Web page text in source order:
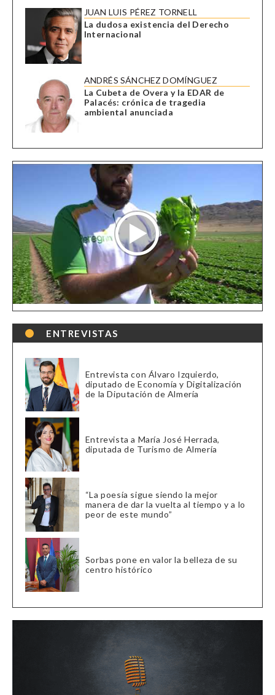
JUAN LUIS PÉREZ TORNELL
La dudosa existencia del Derecho
Internacional
ANDRÉS SÁNCHEZ DOMÍNGUEZ
La Cubeta de Overa y la EDAR de
Palacés: crónica de tragedia
ambiental anunciada
ENTREVISTAS
Entrevista con Álvaro Izquierdo,
diputado de Economía y Digitalización
de la Diputación de Almería
Entrevista a María José Herrada,
diputada de Turismo de Almería
“La poesía sigue siendo la mejor
manera de dar la vuelta al tiempo y a lo
peor de este mundo”
Sorbas pone en valor la belleza de su
centro histórico